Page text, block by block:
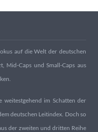
auf die Welt der deutschen
Mid-Caps und Small-Caps aus
weitestgehend im Schatten der
deutschen Leitindex. Doch so
der zweiten und dritten Reihe